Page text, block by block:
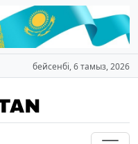
бейсенбі, 6 тамыз, 2026